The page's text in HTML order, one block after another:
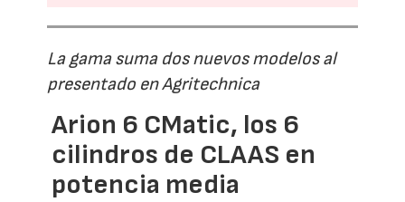
La gama suma dos nuevos modelos al
presentado en Agritechnica
Arion 6 CMatic, los 6
cilindros de CLAAS en
potencia media